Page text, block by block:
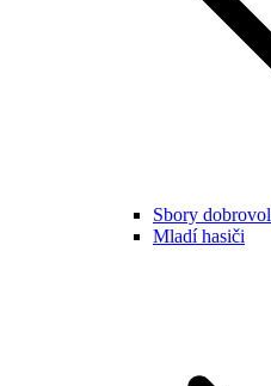
Sbory
Mladí hasiči